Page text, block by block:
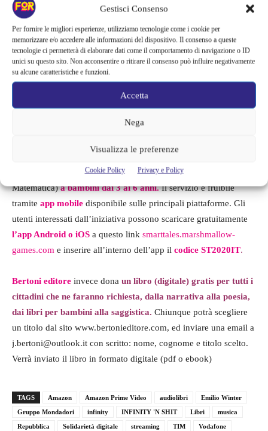
Gestisci Consenso
Per fornire le migliori esperienze, utilizziamo tecnologie come i cookie per
memorizzare e/o accedere alle informazioni del dispositivo. Il consenso a queste
tecnologie ci permetterà di elaborare dati come il comportamento di navigazione o ID
unici su questo sito. Non acconsentire o ritirare il consenso può influire negativamente
su alcune caratteristiche e funzioni.
Accetta
Nega
Visualizza le preferenze
Cookie Policy Privacy e Policy
essere scaricati e portati con sé sui propri device
Open DDB, lanciato lo scorso 7 marzo, invece è un servizio che
ha come obiettivo quello di “ribadire il valore della cultura dal
basso e della sua diffusione”. Vengono quindidistribuiti on
demand libri, film, musica di autori indipendenti.
periodo tutti i contenuti vengonoofferti in modo gratuito.
libreria di libri interattivi e animati
insegnano le materie STEM (Scienze, Tecnologia, Ingegneria e
Matematica)a bambini dai 3 ai 6 anni. Il servizio è fruibile
tramite app mobile disponibile sulle principali piattaforme. Gli
utenti interessati dall’iniziativa possono scaricare gratuitamente
l’app Android o iOS a questo link smarttales.marshmallow-
games.com e inserire all’interno dell’app il codice ST2020IT.
Bertoni editore invece dona un libro (digitale) gratis per tutti i
cittadini che ne faranno richiesta, dalla narrativa alla poesia,
dai libri per bambini alla saggistica. Chiunque potrà scegliere
un titolo dal sito www.bertonieditore.com, ed inviare una email a
j.bertoni@outlook.it con scritto: nome, cognome e titolo scelto.
Verrà inviato il libro in formato digitale (pdf o ebook)
TAGS Amazon Amazon Prime Video audiolibri
Emilio Winter
Gruppo Mondadori
infinity INFINITY 'N SHIT Libri
musica
Repubblica
Solidarietà digitale streaming TIM Vodafone